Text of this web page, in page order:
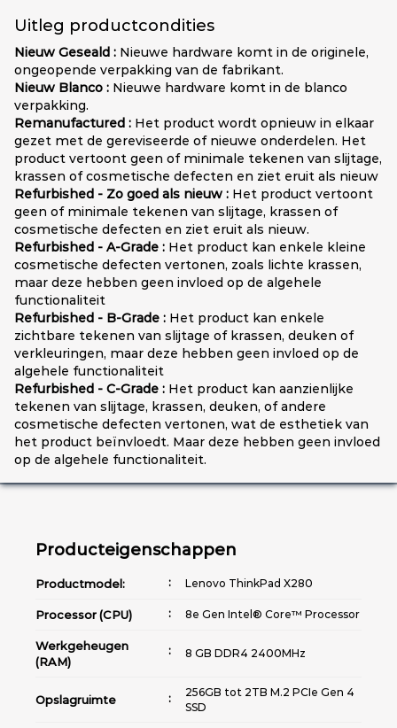
Uitleg productcondities
Nieuw Geseald : Nieuwe hardware komt in de originele,
ongeopende verpakking van de fabrikant.
Nieuw Blanco : Nieuwe hardware komt in de blanco
verpakking.
Remanufactured : Het product wordt opnieuw in elkaar
gezet met de gereviseerde of nieuwe onderdelen. Het
product vertoont geen of minimale tekenen van slijtage,
krassen of cosmetische defecten en ziet eruit als nieuw
Refurbished - Zo goed als nieuw : Het product vertoont
geen of minimale tekenen van slijtage, krassen of
cosmetische defecten en ziet eruit als nieuw.
Refurbished - A-Grade : Het product kan enkele kleine
cosmetische defecten vertonen, zoals lichte krassen,
maar deze hebben geen invloed op de algehele
functionaliteit
Refurbished - B-Grade : Het product kan enkele
zichtbare tekenen van slijtage of krassen, deuken of
verkleuringen, maar deze hebben geen invloed op de
algehele functionaliteit
Refurbished - C-Grade : Het product kan aanzienlijke
tekenen van slijtage, krassen, deuken, of andere
cosmetische defecten vertonen, wat de esthetiek van
het product beïnvloedt. Maar deze hebben geen invloed
op de algehele functionaliteit.
Producteigenschappen
Productmodel: Lenovo ThinkPad X280
Processor (CPU) 8e Gen Intel® Core™ Processor
Werkgeheugen
(RAM)
8 GB DDR4 2400MHz
Opslagruimte
256GB tot 2TB M.2 PCIe Gen 4
SSD